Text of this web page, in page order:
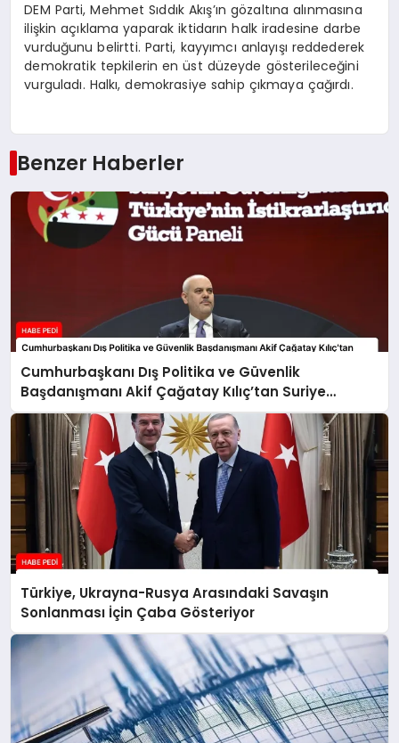
DEM Parti, Mehmet Sıddık Akış’ın gözaltına alınmasına
ilişkin açıklama yaparak iktidarın halk iradesine darbe
vurduğunu belirtti. Parti, kayyımcı anlayışı reddederek
demokratik tepkilerin en üst düzeyde gösterileceğini
vurguladı. Halkı, demokrasiye sahip çıkmaya çağırdı.
Benzer Haberler
Cumhurbaşkanı Dış Politika ve Güvenlik
Başdanışmanı Akif Çağatay Kılıç’tan Suriye
Panelinde Önemli Açıklamalar
Türkiye, Ukrayna-Rusya Arasındaki Savaşın
Sonlanması İçin Çaba Gösteriyor